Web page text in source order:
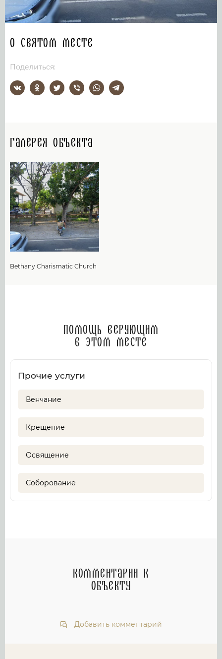
О святом месте
Поделиться:
Галерея объекта
Bethany Charismatic Church
Помощь верующим
в этом месте
Прочие услуги
Венчание
Крещение
Освящение
Соборование
Комментарии к
объекту
Добавить комментарий